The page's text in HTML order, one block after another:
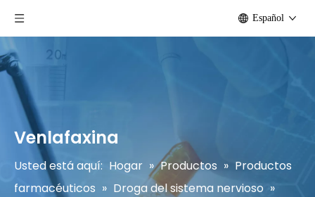
Español
Venlafaxina
Usted está aquí: Hogar » Productos » Productos
farmacéuticos » Droga del sistema nervioso »